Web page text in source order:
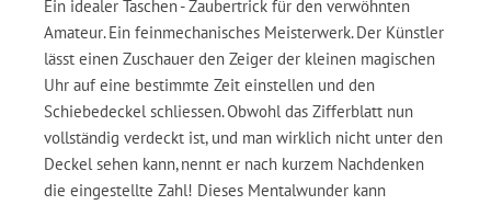
Ein idealer Taschen - Zaubertrick für den verwöhnten
Amateur. Ein feinmechanisches Meisterwerk. Der Künstler
lässt einen Zuschauer den Zeiger der kleinen magischen
Uhr auf eine bestimmte Zeit einstellen und den
Schiebedeckel schliessen. Obwohl das Zifferblatt nun
vollständig verdeckt ist, und man wirklich nicht unter den
Deckel sehen kann, nennt er nach kurzem Nachdenken
die eingestellte Zahl! Dieses Mentalwunder kann